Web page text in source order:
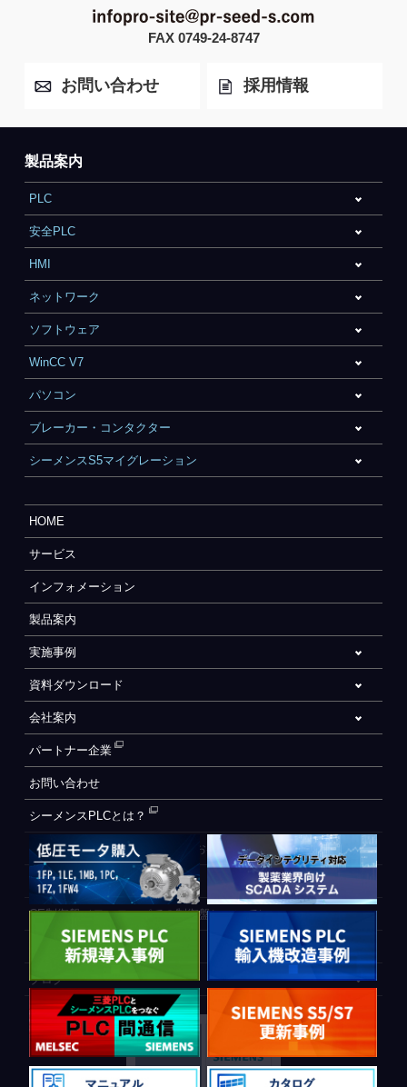
FAX 0749-24-8747
お問い合わせ 採用情報
製品案内
PLC
安全PLC
HMI
ネットワーク
ソフトウェア
WinCC V7
パソコン
ブレーカー・コンタクター
シーメンスS5マイグレーション
HOME
サービス
インフォメーション
製品案内
実施事例
資料ダウンロード
会社案内
パートナー企業
お問い合わせ
シーメンスPLCとは？
自動化設備をご検討されているお客様へ
WEB会員登録フォーム
CE制御盤（ヨーロッパでの制御盤について）
PLC間通信
ブログ